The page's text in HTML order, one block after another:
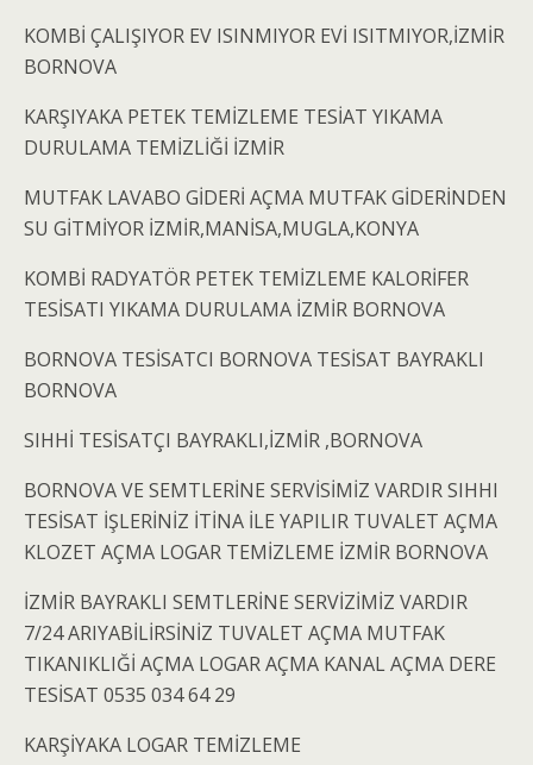
KOMBİ ÇALIŞIYOR EV ISINMIYOR EVİ ISITMIYOR,İZMİR
BORNOVA
KARŞIYAKA PETEK TEMİZLEME TESİAT YIKAMA
DURULAMA TEMİZLİĞİ İZMİR
MUTFAK LAVABO GİDERİ AÇMA MUTFAK GİDERİNDEN
SU GİTMİYOR İZMİR,MANİSA,MUGLA,KONYA
KOMBİ RADYATÖR PETEK TEMİZLEME KALORİFER
TESİSATI YIKAMA DURULAMA İZMİR BORNOVA
BORNOVA TESİSATCI BORNOVA TESİSAT BAYRAKLI
BORNOVA
SIHHİ TESİSATÇI BAYRAKLI,İZMİR ,BORNOVA
BORNOVA VE SEMTLERİNE SERVİSİMİZ VARDIR SIHHI
TESİSAT İŞLERİNİZ İTİNA İLE YAPILIR TUVALET AÇMA
KLOZET AÇMA LOGAR TEMİZLEME İZMİR BORNOVA
İZMİR BAYRAKLI SEMTLERİNE SERVİZİMİZ VARDIR
7/24 ARIYABİLİRSİNİZ TUVALET AÇMA MUTFAK
TIKANIKLIĞİ AÇMA LOGAR AÇMA KANAL AÇMA DERE
TESİSAT 0535 034 64 29
KARŞİYAKA LOGAR TEMİZLEME